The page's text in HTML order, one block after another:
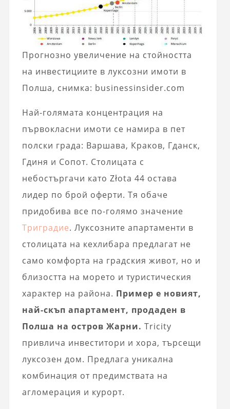
Прогнозно увеличение на стойността
на инвестициите в луксозни имоти в
Полша, снимка: businessinsider.com
Най-голямата концентрация на
първокласни имоти се намира в пет
полски града: Варшава, Краков, Гданск,
Гдиня и Сопот. Столицата с
небостъргачи като Złota 44 остава
лидер по брой оферти. Тя обаче
придобива все по-голямо значение
Триградие. Луксозните апартаменти в
столицата на кехлибара предлагат не
само комфорта на градския живот, но и
близостта на морето и туристическия
характер на района. Пример е новият,
най-скъп апартамент, продаден в
Полша на остров Жарни. Tricity
привлича инвеститори и хора, търсещи
луксозен дом. Предлага уникална
комбинация от предимствата на
агломерация и курорт.